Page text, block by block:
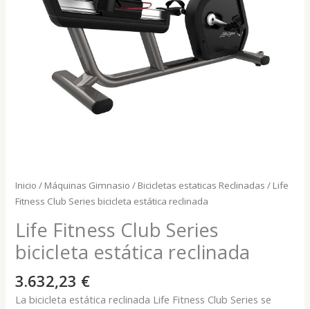
Inicio / Máquinas Gimnasio / Bicicletas estaticas Reclinadas / Life
Fitness Club Series bicicleta estática reclinada
Life Fitness Club Series
bicicleta estática reclinada
3.632,23 €
La bicicleta estática reclinada Life Fitness Club Series se